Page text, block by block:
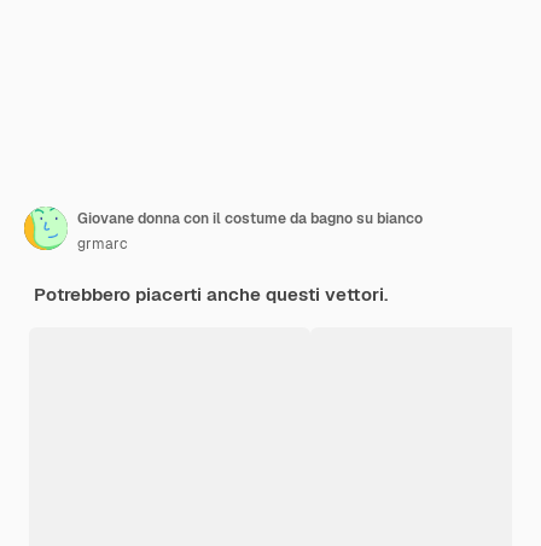
Giovane donna con il costume da bagno su bianco
grmarc
Potrebbero piacerti anche questi vettori.